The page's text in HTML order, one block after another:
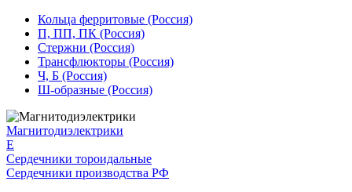
Кольца ферритовые (Россия)
П, ПП, ПК (Россия)
Стержни (Россия)
Трансфлюкторы (Россия)
Ч, Б (Россия)
Ш-образные (Россия)
Магнитодиэлектрики
E
Сердечники тороидальные
Сердечники производства РФ